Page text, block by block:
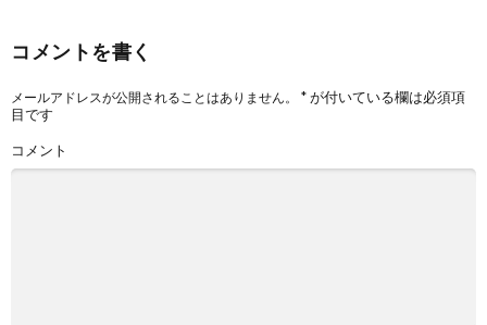
コメントを書く
メールアドレスが公開されることはありません。 *が付いている欄は必須項
目です
コメント